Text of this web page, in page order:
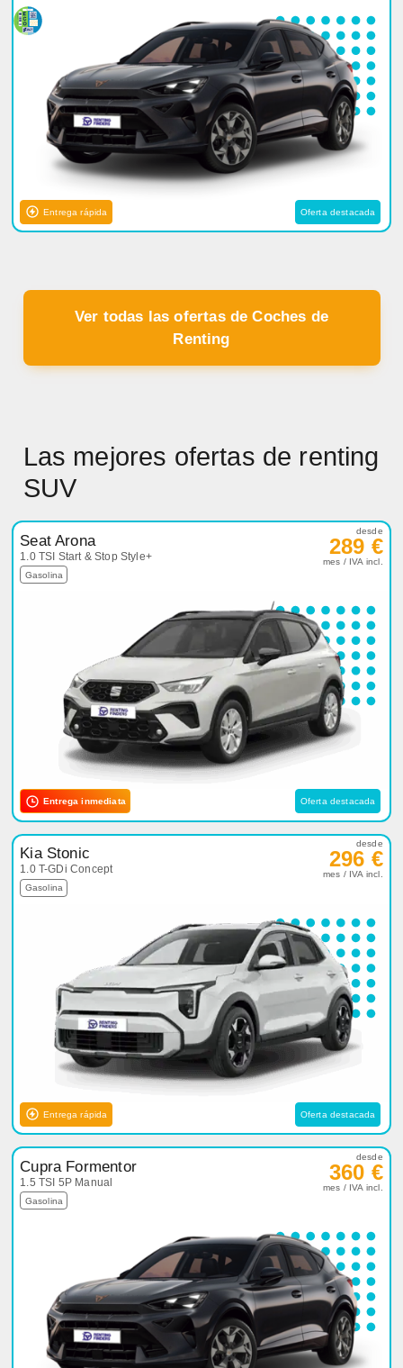
Entrega rápida Oferta destacada
Ver todas las ofertas de Coches de
Renting
Las mejores ofertas de renting
SUV
Seat Arona
1.0 TSI Start & Stop Style+
Gasolina
desde
289 €
mes / IVA incl.
Entrega inmediata Oferta destacada
Kia Stonic
1.0 T-GDi Concept
Gasolina
desde
296 €
mes / IVA incl.
Entrega rápida Oferta destacada
Cupra Formentor
1.5 TSI 5P Manual
Gasolina
desde
360 €
mes / IVA incl.